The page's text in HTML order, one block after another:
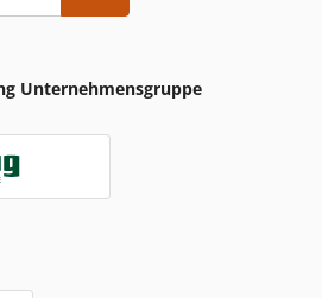
Unternehmensgruppe